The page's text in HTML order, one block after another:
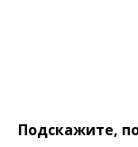
Подскажите,